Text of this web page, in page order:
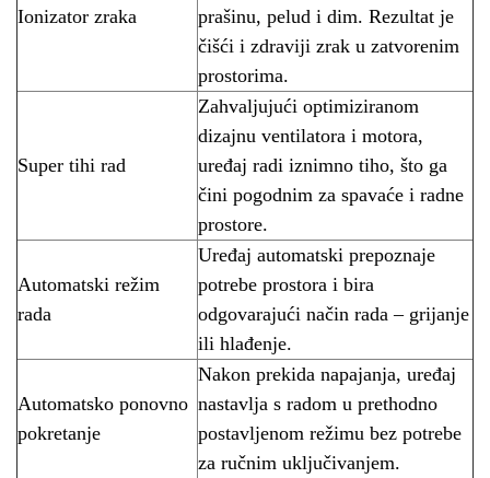
Ionizator zraka
prašinu, pelud i dim. Rezultat je
čišći i zdraviji zrak u zatvorenim
prostorima.
Super tihi rad
Zahvaljujući optimiziranom
dizajnu ventilatora i motora,
uređaj radi iznimno tiho, što ga
čini pogodnim za spavaće i radne
prostore.
Automatski režim
rada
Uređaj automatski prepoznaje
potrebe prostora i bira
odgovarajući način rada – grijanje
ili hlađenje.
Automatsko ponovno
pokretanje
Nakon prekida napajanja, uređaj
nastavlja s radom u prethodno
postavljenom režimu bez potrebe
za ručnim uključivanjem.